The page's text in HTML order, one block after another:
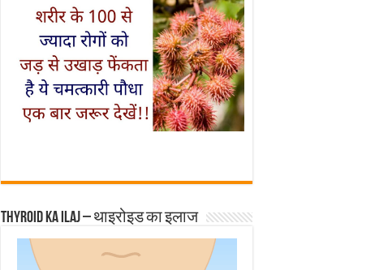
Thyroid ka ilaj – थाइरोइड का इलाज